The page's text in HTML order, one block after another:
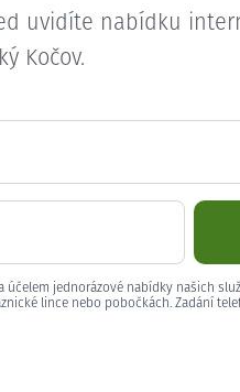
uvidíte nabídku
Kočov.
účelem jednorázové nabídky našich
lince nebo pobočkách. Zadání